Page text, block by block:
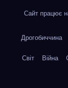
Сайт працює
Дрогобиччина
Світ Війна